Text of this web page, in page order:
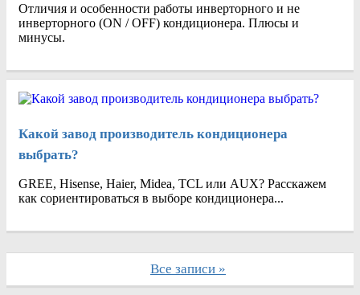
Отличия и особенности работы инверторного и не
инверторного (ON / OFF) кондиционера. Плюсы и
минусы.
Какой завод производитель кондиционера
выбрать?
GREE, Hisense, Haier, Midea, TCL или AUX? Расскажем
как сориентироваться в выборе кондиционера...
Все записи »